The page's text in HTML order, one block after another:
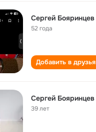
Сергей Бояринцев
52 года
Добавить в друзья
Сергей Бояринцев
39 лет